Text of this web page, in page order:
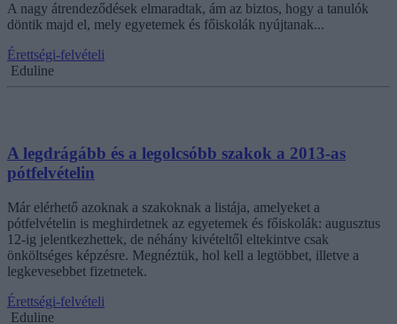
A nagy átrendeződések elmaradtak, ám az biztos, hogy a tanulók
döntik majd el, mely egyetemek és főiskolák nyújtanak...
Érettségi-felvételi
Eduline
A legdrágább és a legolcsóbb szakok a 2013-as
pótfelvételin
Már elérhető azoknak a szakoknak a listája, amelyeket a
pótfelvételin is meghirdetnek az egyetemek és főiskolák: augusztus
12-ig jelentkezhettek, de néhány kivételtől eltekintve csak
önköltséges képzésre. Megnéztük, hol kell a legtöbbet, illetve a
legkevesebbet fizetnetek.
Érettségi-felvételi
Eduline